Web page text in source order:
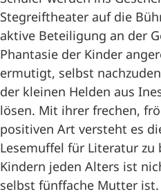
Stegreiftheater auf die
aktive Beteiligung an der
Phantasie der Kinder
ermutigt, selbst
der kleinen Helden aus
lösen. Mit ihrer frechen,
positiven Art versteht es
Lesemuffel für Literatur zu
Kindern jeden Alters ist
selbst fünffache Mutter ist.